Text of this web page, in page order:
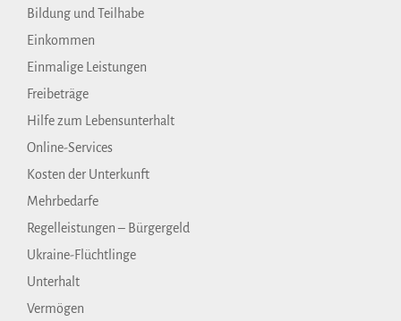
Bildung und Teilhabe
Einkommen
Einmalige Leistungen
Freibeträge
Hilfe zum Lebensunterhalt
Online-Services
Kosten der Unterkunft
Mehrbedarfe
Regelleistungen – Bürgergeld
Ukraine-Flüchtlinge
Unterhalt
Vermögen